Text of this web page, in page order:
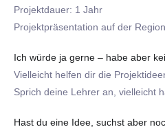
Projektdauer: 1 Jahr
Projektpräsentation auf der
Ich würde ja gerne – habe aber
Vielleicht helfen dir die
Sprich deine Lehrer an, vielleicht
Hast du eine Idee, suchst aber